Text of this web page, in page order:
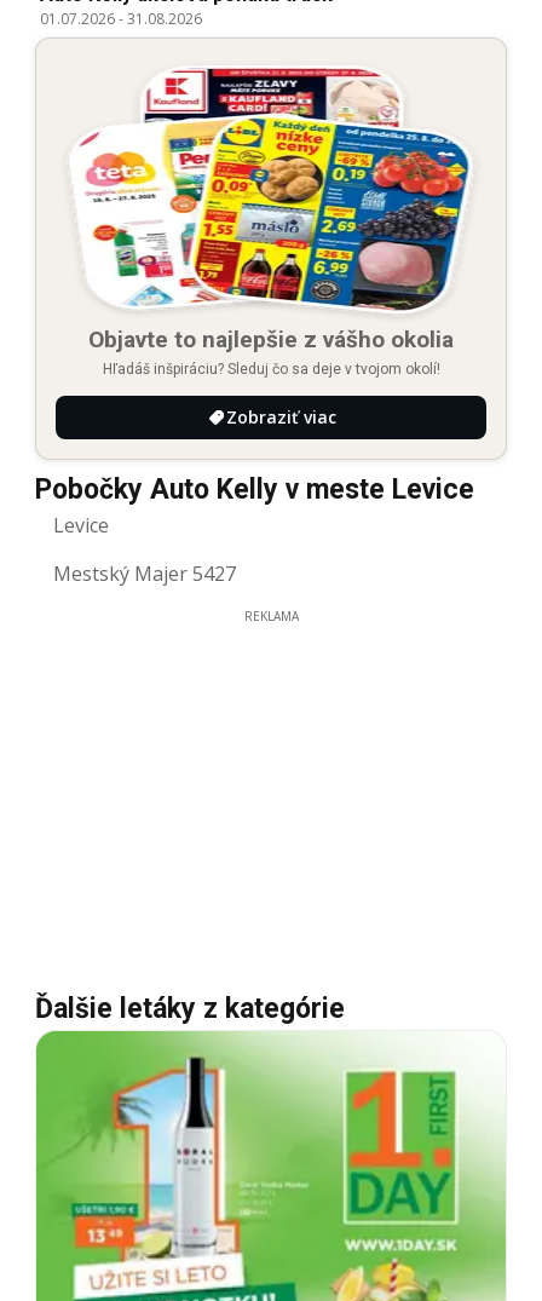
01.07.2026-31.08.2026
Objavte to najlepšie z vášho okolia
Hľadáš inšpiráciu? Sleduj čo sa deje v tvojom okolí!
Zobraziť viac
Pobočky Auto Kelly v meste Levice
Levice
Mestský Majer 5427
REKLAMA
Ďalšie letáky z kategórie